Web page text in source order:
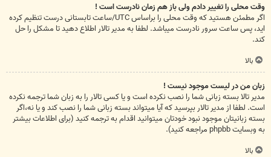
وقت محلی را تغییر دادم ولی باز هم زمان نادرست است !
اگر مطمئن هستید که وقت محلی را براساس UTC/ساعت تابستانی درست تنظیم کرده
اید، پس ساعت سرور نادرست میباشد. لطفا به مدیر تالار اطلاع دهید تا مشکل را حل
کند.
بالا
زبان من در لیست موجود نیست !
مدیر تالا بسته زبانی شما را نصب نکرده است و یا کسی تالار را به زبان شما ترجمه نکرده
است. لطفا از مدیر تالار بپرسید که آیا میتواند بسته زبانی شما را نصب کند و یا نه،اگر
بسته زبانیتان موجود نبود خودتان میتوانید اقدام به ترجمه کنید (برای اطلاعات بیشتر
به وبسایت phpbb مراجعه کنید).
بالا